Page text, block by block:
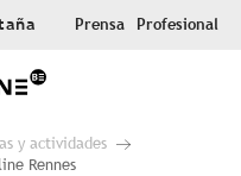
Prensa Profesional
y actividades
Rennes